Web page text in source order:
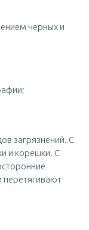
черных и
загрязнений. С
и корешки. С
перетягивают